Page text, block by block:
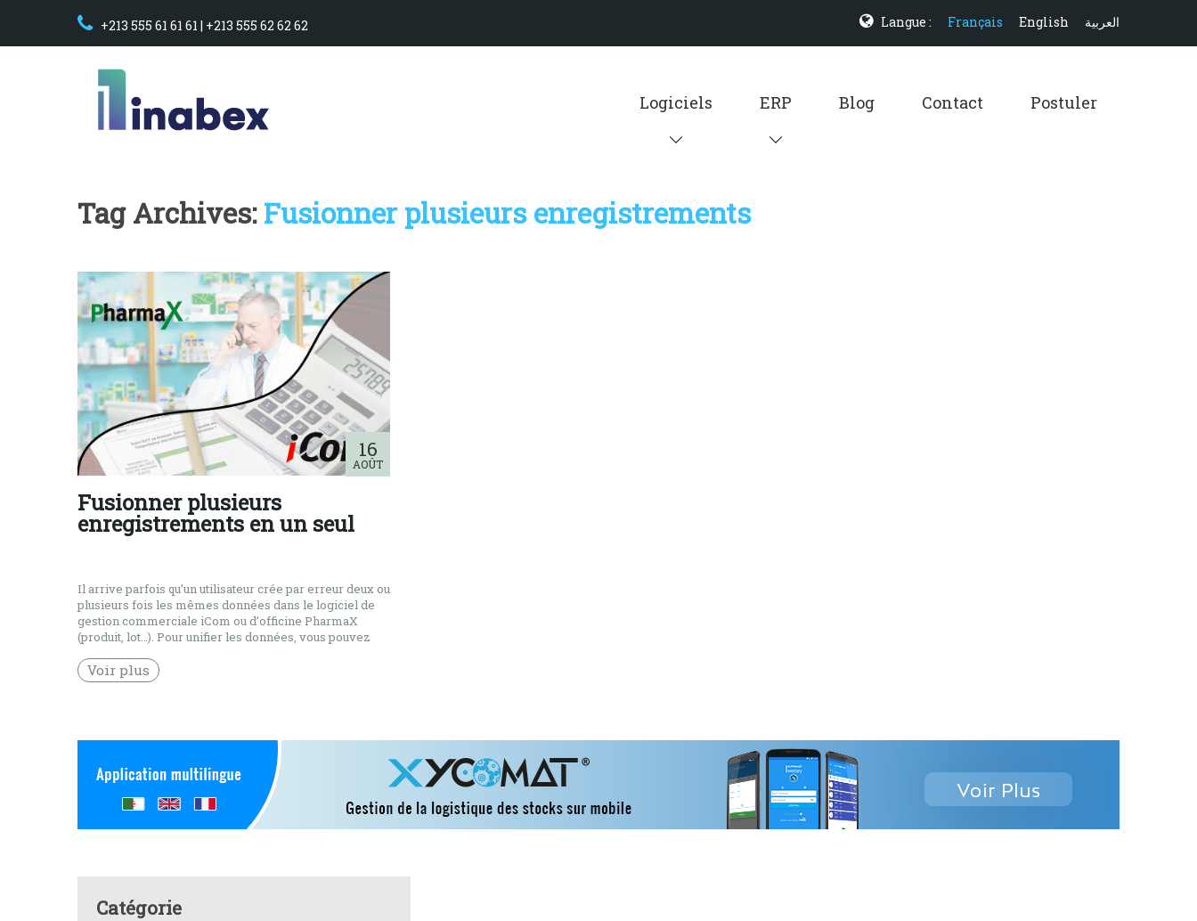
+213 555 61 61 61 | +213 555 62 62 62 Langue : Français English العربية
Logiciels ERP Blog Contact Postuler
Tag Archives: Fusionner plusieurs enregistrements
16
AOÛT
Fusionner plusieurs
enregistrements en un seul
Il arrive parfois qu’un utilisateur crée par erreur deux ou
plusieurs fois les mêmes données dans le logiciel de
gestion commerciale iCom ou d’officine PharmaX
(produit, lot…). Pour unifier les données, vous pouvez
Voir plus
Catégorie